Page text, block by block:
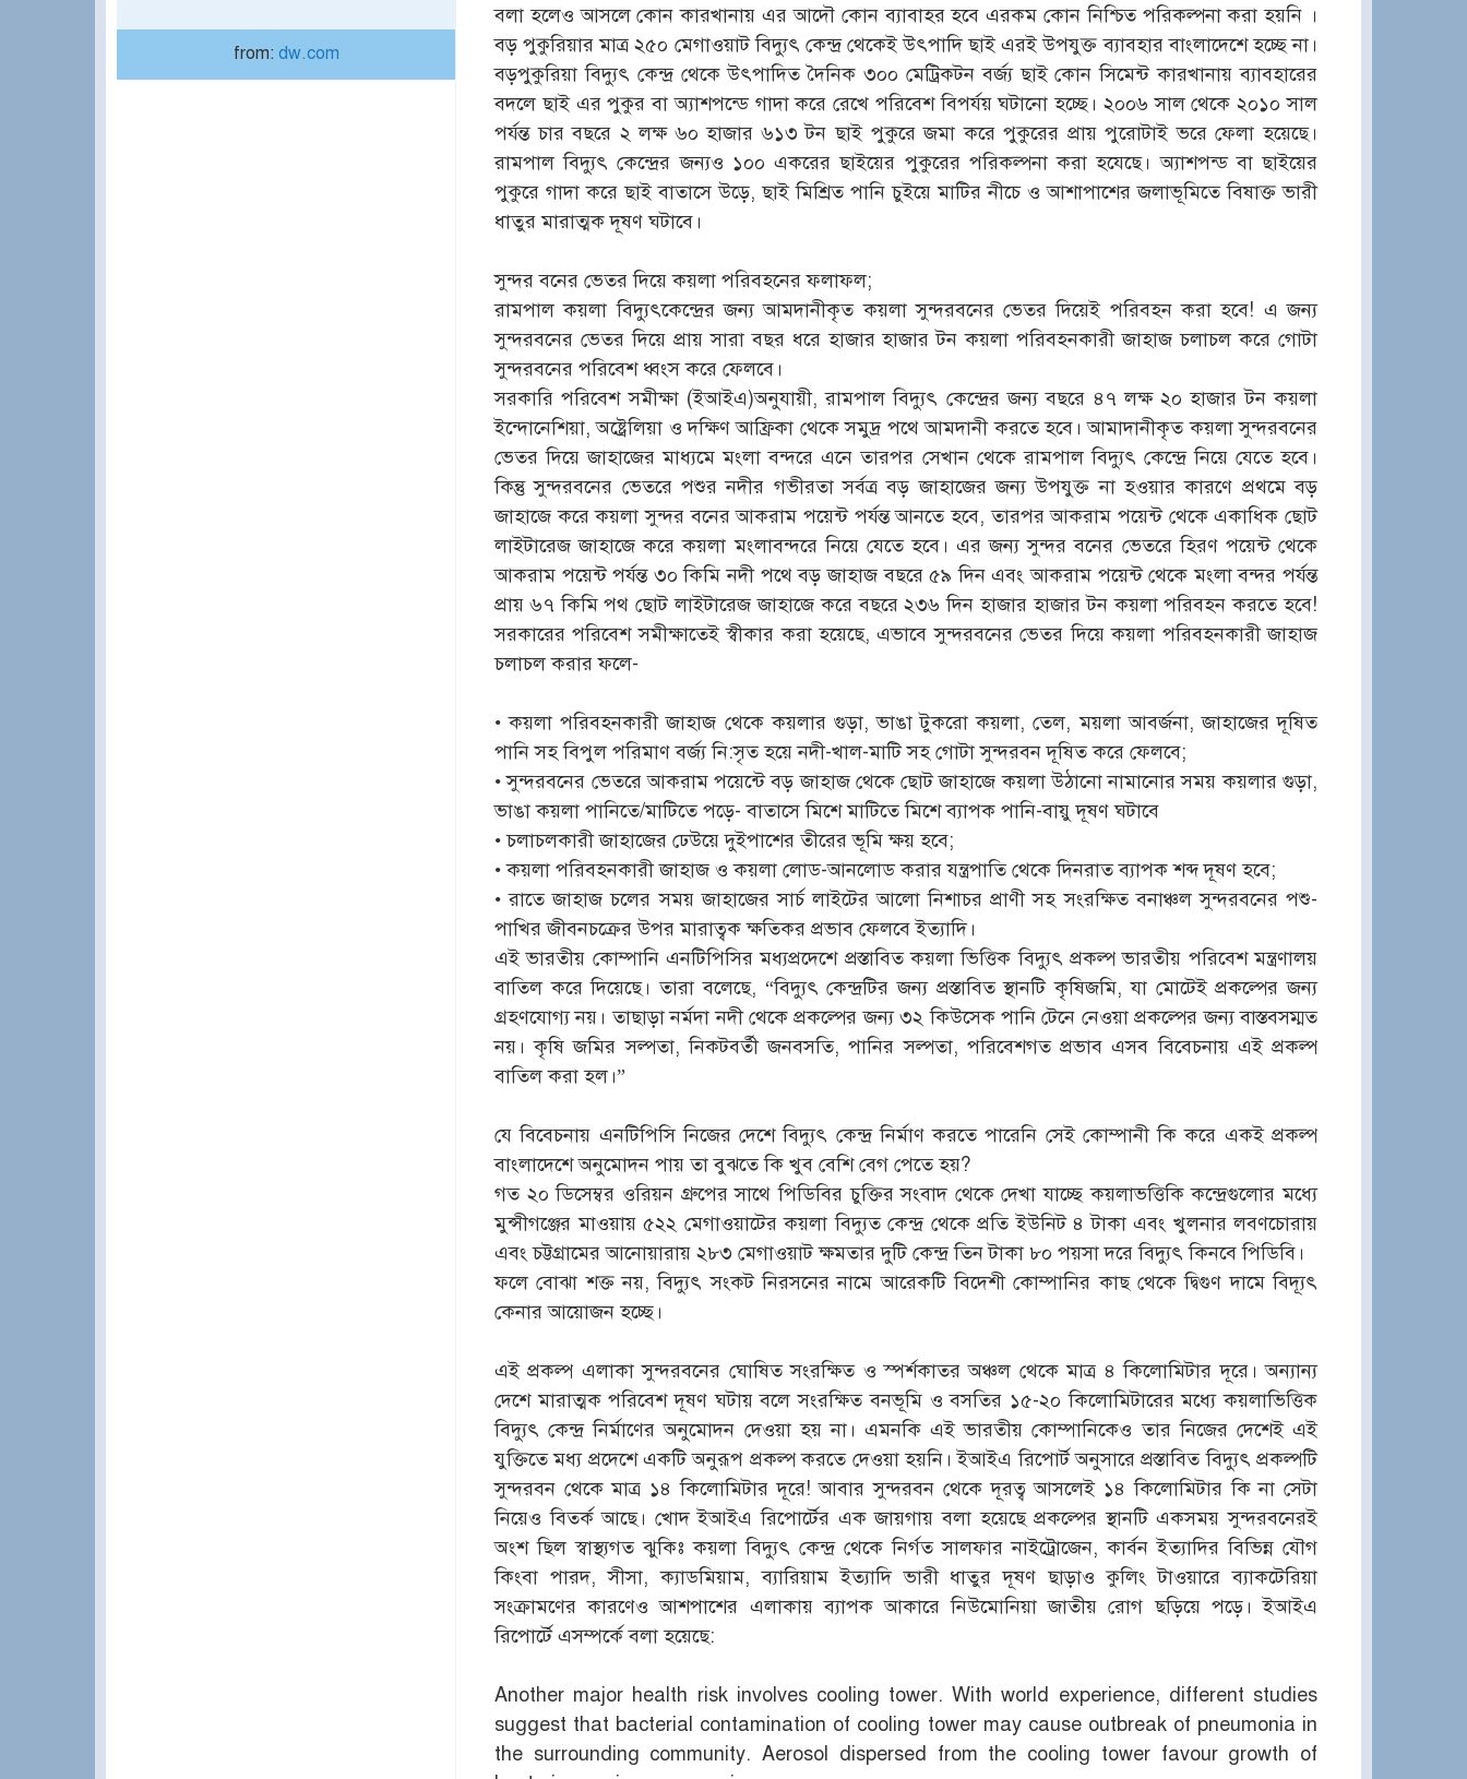
from: dw.com
বলা হলেও আসলে কোন কারখানায় এর আদৌ কোন ব্যাবাহর হবে এরকম কোন নিশ্চিত পরিকল্পনা করা হয়নি ।
বড় পুকুরিয়ার মাত্র ২৫০ মেগাওয়াট বিদ্যুৎ কেন্দ্র থেকেই উৎপাদি ছাই এরই উপযুক্ত ব্যাবহার বাংলাদেশে হচ্ছে না।
বড়পুকুরিয়া বিদ্যুৎ কেন্দ্র থেকে উৎপাদিত দৈনিক ৩০০ মেট্রিকটন বর্জ্য ছাই কোন সিমেন্ট কারখানায় ব্যাবহারের
বদলে ছাই এর পুকুর বা অ্যাশপন্ডে গাদা করে রেখে পরিবেশ বিপর্যয় ঘটানো হচ্ছে। ২০০৬ সাল থেকে ২০১০ সাল
পর্যন্ত চার বছরে ২ লক্ষ ৬০ হাজার ৬১৩ টন ছাই পুকুরে জমা করে পুকুরের প্রায় পুরোটাই ভরে ফেলা হয়েছে।
রামপাল বিদ্যুৎ কেন্দ্রের জন্যও ১০০ একরের ছাইয়ের পুকুরের পরিকল্পনা করা হযেছে। অ্যাশপন্ড বা ছাইয়ের
পুকুরে গাদা করে ছাই বাতাসে উড়ে, ছাই মিশ্রিত পানি চুইয়ে মাটির নীচে ও আশাপাশের জলাভূমিতে বিষাক্ত ভারী
ধাতুর মারাত্মক দূষণ ঘটাবে।
সুন্দর বনের ভেতর দিয়ে কয়লা পরিবহনের ফলাফল;
রামপাল কয়লা বিদ্যুৎকেন্দ্রের জন্য আমদানীকৃত কয়লা সুন্দরবনের ভেতর দিয়েই পরিবহন করা হবে! এ জন্য
সুন্দরবনের ভেতর দিয়ে প্রায় সারা বছর ধরে হাজার হাজার টন কয়লা পরিবহনকারী জাহাজ চলাচল করে গোটা
সুন্দরবনের পরিবেশ ধ্বংস করে ফেলবে।
সরকারি পরিবেশ সমীক্ষা (ইআইএ)অনুযায়ী, রামপাল বিদ্যুৎ কেন্দ্রের জন্য বছরে ৪৭ লক্ষ ২০ হাজার টন কয়লা
ইন্দোনেশিয়া, অষ্ট্রেলিয়া ও দক্ষিণ আফ্রিকা থেকে সমুদ্র পথে আমদানী করতে হবে। আমাদানীকৃত কয়লা সুন্দরবনের
ভেতর দিয়ে জাহাজের মাধ্যমে মংলা বন্দরে এনে তারপর সেখান থেকে রামপাল বিদ্যুৎ কেন্দ্রে নিয়ে যেতে হবে।
কিন্তু সুন্দরবনের ভেতরে পশুর নদীর গভীরতা সর্বত্র বড় জাহাজের জন্য উপযুক্ত না হওয়ার কারণে প্রথমে বড়
জাহাজে করে কয়লা সুন্দর বনের আকরাম পয়েন্ট পর্যন্ত আনতে হবে, তারপর আকরাম পয়েন্ট থেকে একাধিক ছোট
লাইটারেজ জাহাজে করে কয়লা মংলাবন্দরে নিয়ে যেতে হবে। এর জন্য সুন্দর বনের ভেতরে হিরণ পয়েন্ট থেকে
আকরাম পয়েন্ট পর্যন্ত ৩০ কিমি নদী পথে বড় জাহাজ বছরে ৫৯ দিন এবং আকরাম পয়েন্ট থেকে মংলা বন্দর পর্যন্ত
প্রায় ৬৭ কিমি পথ ছোট লাইটারেজ জাহাজে করে বছরে ২৩৬ দিন হাজার হাজার টন কয়লা পরিবহন করতে হবে!
সরকারের পরিবেশ সমীক্ষাতেই স্বীকার করা হয়েছে, এভাবে সুন্দরবনের ভেতর দিয়ে কয়লা পরিবহনকারী জাহাজ
চলাচল করার ফলে-
• কয়লা পরিবহনকারী জাহাজ থেকে কয়লার গুড়া, ভাঙা টুকরো কয়লা, তেল, ময়লা আবর্জনা, জাহাজের দূষিত
পানি সহ বিপুল পরিমাণ বর্জ্য নি:সৃত হয়ে নদী-খাল-মাটি সহ গোটা সুন্দরবন দূষিত করে ফেলবে;
• সুন্দরবনের ভেতরে আকরাম পয়েন্টে বড় জাহাজ থেকে ছোট জাহাজে কয়লা উঠানো নামানোর সময় কয়লার গুড়া,
ভাঙা কয়লা পানিতে/মাটিতে পড়ে- বাতাসে মিশে মাটিতে মিশে ব্যাপক পানি-বায়ু দূষণ ঘটাবে
• চলাচলকারী জাহাজের ঢেউয়ে দুইপাশের তীরের ভূমি ক্ষয় হবে;
• কয়লা পরিবহনকারী জাহাজ ও কয়লা লোড-আনলোড করার যন্ত্রপাতি থেকে দিনরাত ব্যাপক শব্দ দূষণ হবে;
• রাতে জাহাজ চলের সময় জাহাজের সার্চ লাইটের আলো নিশাচর প্রাণী সহ সংরক্ষিত বনাঞ্চল সুন্দরবনের পশু-
পাখির জীবনচক্রের উপর মারাত্বক ক্ষতিকর প্রভাব ফেলবে ইত্যাদি।
এই ভারতীয় কোম্পানি এনটিপিসির মধ্যপ্রদেশে প্রস্তাবিত কয়লা ভিত্তিক বিদ্যুৎ প্রকল্প ভারতীয় পরিবেশ মন্ত্রণালয়
বাতিল করে দিয়েছে। তারা বলেছে, “বিদ্যুৎ কেন্দ্রটির জন্য প্রস্তাবিত স্থানটি কৃষিজমি, যা মোটেই প্রকল্পের জন্য
গ্রহণযোগ্য নয়। তাছাড়া নর্মদা নদী থেকে প্রকল্পের জন্য ৩২ কিউসেক পানি টেনে নেওয়া প্রকল্পের জন্য বাস্তবসম্মত
নয়। কৃষি জমির সল্পতা, নিকটবর্তী জনবসতি, পানির সল্পতা, পরিবেশগত প্রভাব এসব বিবেচনায় এই প্রকল্প
বাতিল করা হল।”
যে বিবেচনায় এনটিপিসি নিজের দেশে বিদ্যুৎ কেন্দ্র নির্মাণ করতে পারেনি সেই কোম্পানী কি করে একই প্রকল্প
বাংলাদেশে অনুমোদন পায় তা বুঝতে কি খুব বেশি বেগ পেতে হয়?
গত ২০ ডিসেম্বর ওরিয়ন গ্রুপের সাথে পিডিবির চুক্তির সংবাদ থেকে দেখা যাচ্ছে কয়লাভত্তিকি কন্দ্রেগুলোর মধ্যে
মুন্সীগঞ্জের মাওয়ায় ৫২২ মেগাওয়াটের কয়লা বিদ্যুত কেন্দ্র থেকে প্রতি ইউনিট ৪ টাকা এবং খুলনার লবণচোরায়
এবং চট্টগ্রামের আনোয়ারায় ২৮৩ মেগাওয়াট ক্ষমতার দুটি কেন্দ্র তিন টাকা ৮০ পয়সা দরে বিদ্যুৎ কিনবে পিডিবি।
ফলে বোঝা শক্ত নয়, বিদ্যুৎ সংকট নিরসনের নামে আরেকটি বিদেশী কোম্পানির কাছ থেকে দ্বিগুণ দামে বিদ্যূৎ
কেনার আয়োজন হচ্ছে।
এই প্রকল্প এলাকা সুন্দরবনের ঘোষিত সংরক্ষিত ও স্পর্শকাতর অঞ্চল থেকে মাত্র ৪ কিলোমিটার দূরে। অন্যান্য
দেশে মারাত্মক পরিবেশ দূষণ ঘটায় বলে সংরক্ষিত বনভূমি ও বসতির ১৫-২০ কিলোমিটারের মধ্যে কয়লাভিত্তিক
বিদ্যুৎ কেন্দ্র নির্মাণের অনুমোদন দেওয়া হয় না। এমনকি এই ভারতীয় কোম্পানিকেও তার নিজের দেশেই এই
যুক্তিতে মধ্য প্রদেশে একটি অনুরূপ প্রকল্প করতে দেওয়া হয়নি। ইআইএ রিপোর্ট অনুসারে প্রস্তাবিত বিদ্যুৎ প্রকল্পটি
সুন্দরবন থেকে মাত্র ১৪ কিলোমিটার দূরে! আবার সুন্দরবন থেকে দূরত্ব আসলেই ১৪ কিলোমিটার কি না সেটা
নিয়েও বিতর্ক আছে। খোদ ইআইএ রিপোর্টের এক জায়গায় বলা হয়েছে প্রকল্পের স্থানটি একসময় সুন্দরবনেরই
অংশ ছিল স্বাস্থ্যগত ঝুকিঃ কয়লা বিদ্যুৎ কেন্দ্র থেকে নির্গত সালফার নাইট্রোজেন, কার্বন ইত্যাদির বিভিন্ন যৌগ
কিংবা পারদ, সীসা, ক্যাডমিয়াম, ব্যারিয়াম ইত্যাদি ভারী ধাতুর দূষণ ছাড়াও কুলিং টাওয়ারে ব্যাকটেরিয়া
সংক্রামণের কারণেও আশপাশের এলাকায় ব্যাপক আকারে নিউমোনিয়া জাতীয় রোগ ছড়িয়ে পড়ে। ইআইএ
রিপোর্টে এসম্পর্কে বলা হয়েছে:
Another major health risk involves cooling tower. With world experience, different studies
suggest that bacterial contamination of cooling tower may cause outbreak of pneumonia in
the surrounding community. Aerosol dispersed from the cooling tower favour growth of